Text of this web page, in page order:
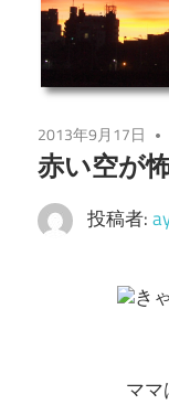
空
間
2013年9月17日
赤い空が
投稿者:
き
ママ